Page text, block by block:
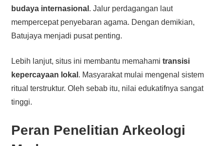
budaya internasional . Jalur perdagangan laut
mempercepat penyebaran agama. Dengan demikian,
Batujaya menjadi pusat penting.
Lebih lanjut, situs ini membantu memahami transisi
kepercayaan lokal . Masyarakat mulai mengenal sistem
ritual terstruktur. Oleh sebab itu, nilai edukatifnya sangat
tinggi.
Peran Penelitian Arkeologi